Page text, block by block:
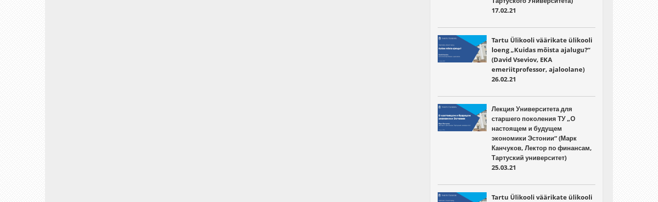
17.02.21
Tartu Ülikooli väärikate ülikooli
loeng „Kuidas mõista ajalugu?“
(David Vseviov, EKA
emeriitprofessor, ajaloolane)
26.02.21
Лекция Университета для
старшего поколения ТУ „О
настоящем и будущем
экономики Эстонии“ (Марк
Канчуков, Лектор по финансам,
Тартуский университет)
25.03.21
Tartu Ülikooli väärikate ülikooli